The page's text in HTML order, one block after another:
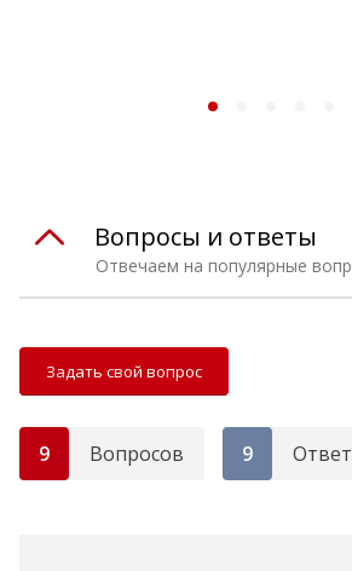
Отвечаем на популярные
Вопросы и ответы
9 Вопросов 9
Задать свой вопрос